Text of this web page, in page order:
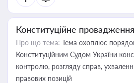
Конституційне провадження
Про що тема: Тема охоплює
Конституційним Судом України
контролю, розгляду справ,
правових позицій